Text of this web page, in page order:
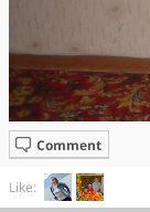
Comment
Like: